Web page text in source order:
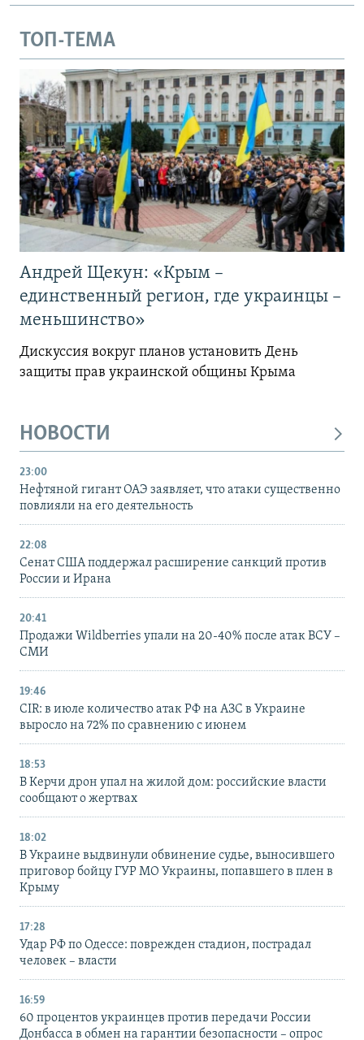
ТОП-ТЕМА
Андрей Щекун: «Крым –
единственный регион, где украинцы –
меньшинство»
Дискуссия вокруг планов установить День
защиты прав украинской общины Крыма
НОВОСТИ
23:00
Нефтяной гигант ОАЭ заявляет, что атаки существенно
повлияли на его деятельность
22:08
Сенат США поддержал расширение санкций против
России и Ирана
20:41
Продажи Wildberries упали на 20-40% после атак ВСУ –
СМИ
19:46
CIR: в июле количество атак РФ на АЗС в Украине
выросло на 72% по сравнению с июнем
18:53
В Керчи дрон упал на жилой дом: российские власти
сообщают о жертвах
18:02
В Украине выдвинули обвинение судье, выносившего
приговор бойцу ГУР МО Украины, попавшего в плен в
Крыму
17:28
Удар РФ по Одессе: поврежден стадион, пострадал
человек – власти
16:59
60 процентов украинцев против передачи России
Донбасса в обмен на гарантии безопасности – опрос